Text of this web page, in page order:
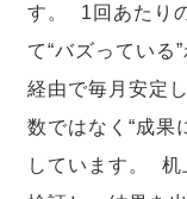
す。 1回あたり
て“バズっている
経由で毎月安定
数ではなく“成果
しています。 机